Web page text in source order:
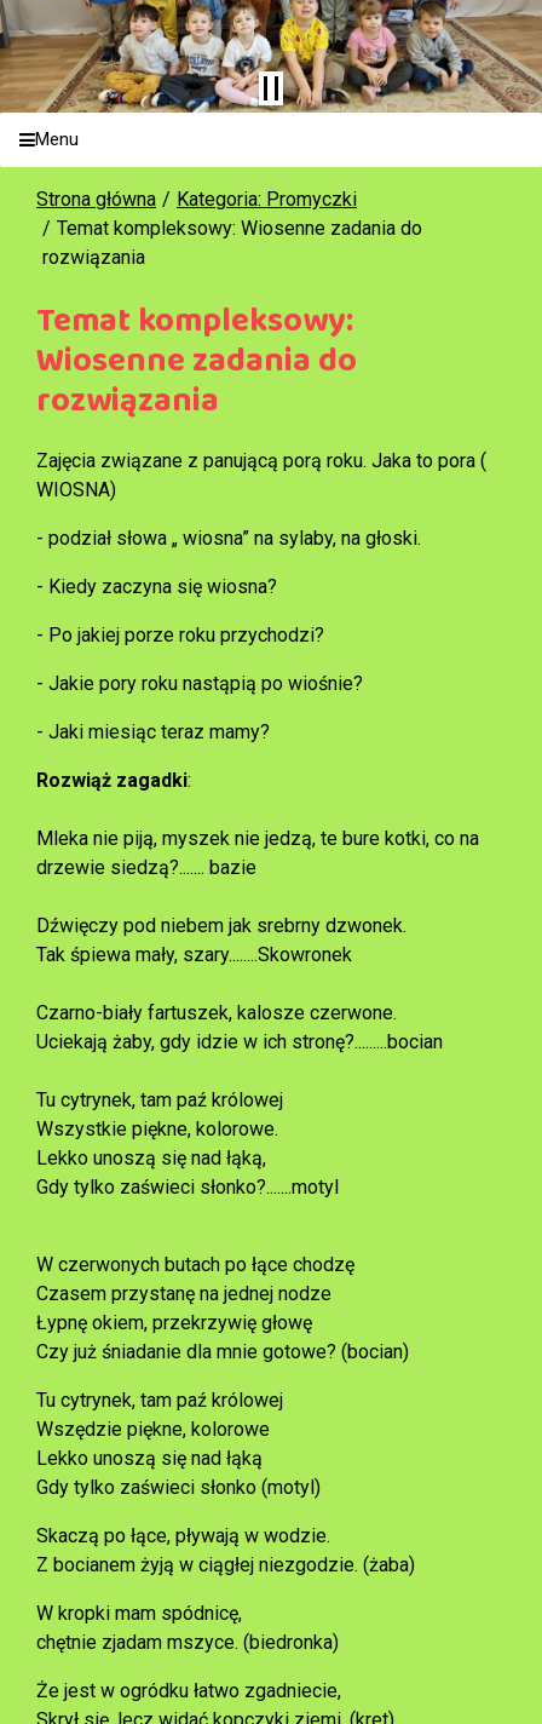
Menu
Strona główna
Kategoria: Promyczki
Temat kompleksowy: Wiosenne zadania do
rozwiązania
Temat kompleksowy:
Wiosenne zadania do
rozwiązania
Zajęcia związane z panującą porą roku. Jaka to pora (
WIOSNA)
- podział słowa „ wiosna” na sylaby, na głoski.
- Kiedy zaczyna się wiosna?
- Po jakiej porze roku przychodzi?
- Jakie pory roku nastąpią po wiośnie?
- Jaki miesiąc teraz mamy?
Rozwiąż zagadki:
Mleka nie piją, myszek nie jedzą, te bure kotki, co na
drzewie siedzą?....... bazie
Dźwięczy pod niebem jak srebrny dzwonek.
Tak śpiewa mały, szary........Skowronek
Czarno-biały fartuszek, kalosze czerwone.
Uciekają żaby, gdy idzie w ich stronę?.........bocian
Tu cytrynek, tam paź królowej
Wszystkie piękne, kolorowe.
Lekko unoszą się nad łąką,
Gdy tylko zaświeci słonko?.......motyl
W czerwonych butach po łące chodzę
Czasem przystanę na jednej nodze
Łypnę okiem, przekrzywię głowę
Czy już śniadanie dla mnie gotowe? (bocian)
Tu cytrynek, tam paź królowej
Wszędzie piękne, kolorowe
Lekko unoszą się nad łąką
Gdy tylko zaświeci słonko (motyl)
Skaczą po łące, pływają w wodzie.
Z bocianem żyją w ciągłej niezgodzie. (żaba)
W kropki mam spódnicę,
chętnie zjadam mszyce. (biedronka)
Że jest w ogródku łatwo zgadniecie,